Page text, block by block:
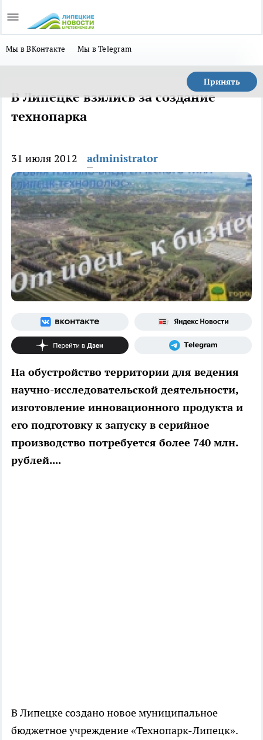
Мы в ВКонтакте Мы в Telegram
Принять
В Липецке взялись за создание
технопарка
31 июля 2012 administrator
На обустройство территории для ведения
научно-исследовательской деятельности,
изготовление инновационного продукта и
его подготовку к запуску в серийное
производство потребуется более 740 млн.
рублей....
В Липецке создано новое муниципальное
бюджетное учреждение «Технопарк-Липецк».